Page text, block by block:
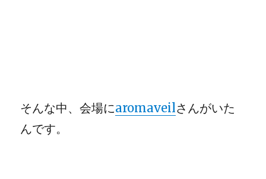
そんな中、会場にaromaveilさんがいた
んです。